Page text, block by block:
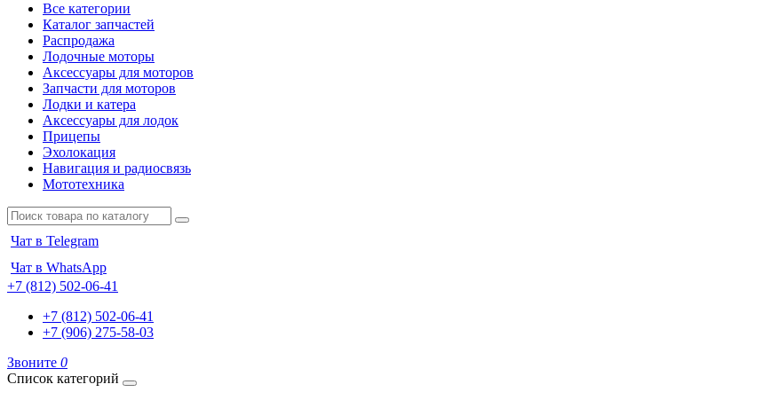
Все категории
Каталог запчастей
Распродажа
Лодочные моторы
Аксессуары для моторов
Запчасти для моторов
Лодки и катера
Аксессуары для лодок
Прицепы
Эхолокация
Навигация и радиосвязь
Мототехника
Чат в Telegram
Чат в WhatsApp
+7 (812) 502-06-41
+7 (812) 502-06-41
+7 (906) 275-58-03
Звоните 0
Список категорий